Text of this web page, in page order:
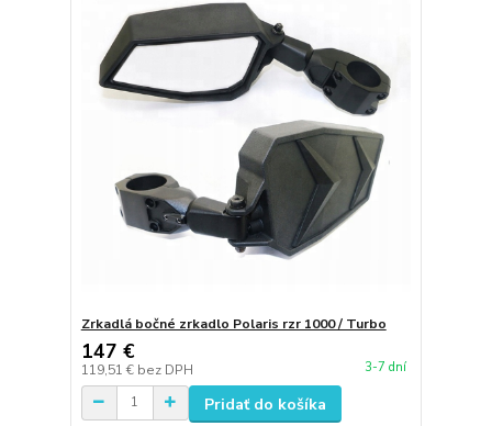
Zrkadlá bočné zrkadlo Polaris rzr 1000 / Turbo
147 €
119,51 € bez DPH 3-7 dní
Pridať do košíka